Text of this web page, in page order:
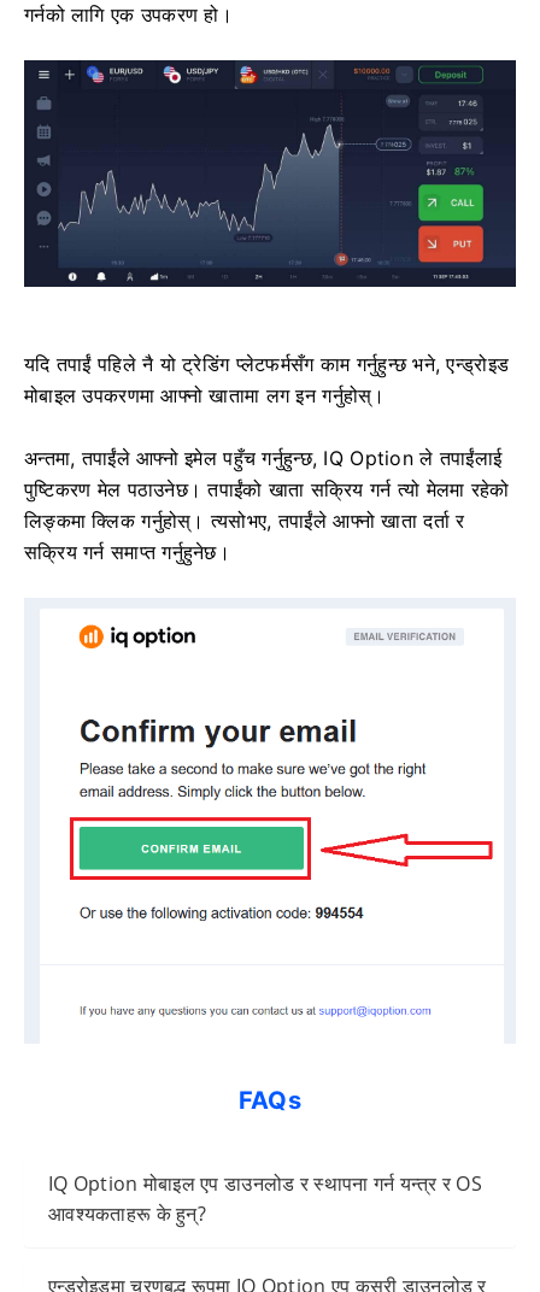
गर्नको लागि एक उपकरण हो।
यदि तपाईं पहिले नै यो ट्रेडिंग प्लेटफर्मसँग काम गर्नुहुन्छ भने, एन्ड्रोइड
मोबाइल उपकरणमा आफ्नो खातामा लग इन गर्नुहोस्।
अन्तमा, तपाईंले आफ्नो इमेल पहुँच गर्नुहुन्छ, IQ Option ले तपाईंलाई
पुष्टिकरण मेल पठाउनेछ। तपाईंको खाता सक्रिय गर्न त्यो मेलमा रहेको
लिङ्कमा क्लिक गर्नुहोस्। त्यसोभए, तपाईंले आफ्नो खाता दर्ता र
सक्रिय गर्न समाप्त गर्नुहुनेछ।
FAQs
IQ Option मोबाइल एप डाउनलोड र स्थापना गर्न यन्त्र र OS
आवश्यकताहरू के हुन्?
एन्ड्रोइडमा चरणबद्ध रूपमा IQ Option एप कसरी डाउनलोड र